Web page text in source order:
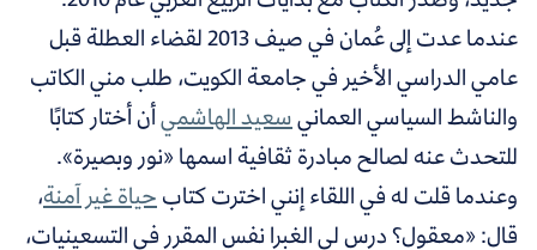
عندما عدت إلى عُمان في صيف 2013 لقضاء العطلة قبل
عامي الدراسي الأخير في جامعة الكويت، طلب مني الكاتب
والناشط السياسي العمانيسعيد الهاشميأن أختار كتابًا
للتحدث عنه لصالح مبادرة ثقافية اسمها «نور وبصيرة».
وعندما قلت له في اللقاء إنني اخترت كتابحياة غير آمنة،
قال: «معقول؟ درس لي الغبرا نفس المقرر في التسعينيات،